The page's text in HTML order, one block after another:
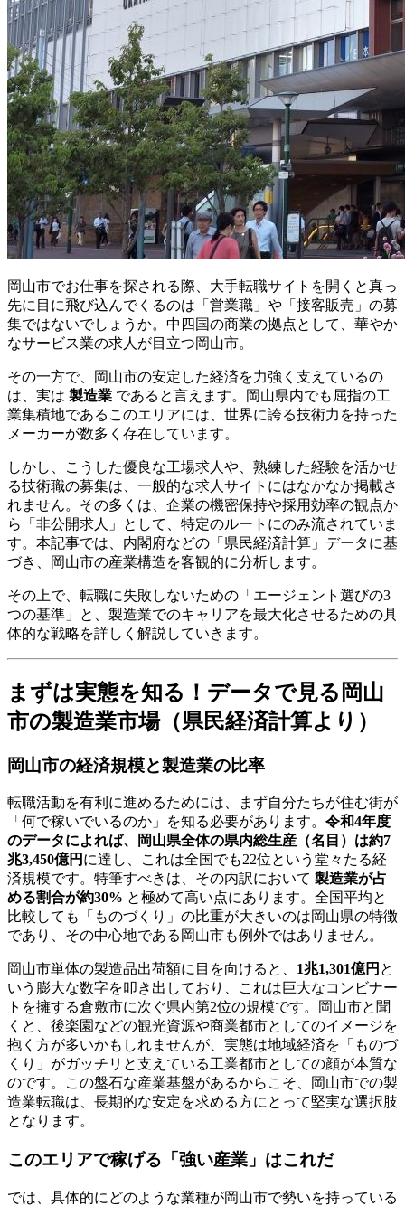
岡山市でお仕事を探される際、大手転職サイトを開くと真っ
先に目に飛び込んでくるのは「営業職」や「接客販売」の募
集ではないでしょうか。中四国の商業の拠点として、華やか
なサービス業の求人が目立つ岡山市。
その一方で、岡山市の安定した経済を力強く支えているの
は、実は 製造業 であると言えます。岡山県内でも屈指の工
業集積地であるこのエリアには、世界に誇る技術力を持った
メーカーが数多く存在しています。
しかし、こうした優良な工場求人や、熟練した経験を活かせ
る技術職の募集は、一般的な求人サイトにはなかなか掲載さ
れません。その多くは、企業の機密保持や採用効率の観点か
ら「非公開求人」として、特定のルートにのみ流されていま
す。本記事では、内閣府などの「県民経済計算」データに基
づき、岡山市の産業構造を客観的に分析します。
その上で、転職に失敗しないための「エージェント選びの3
つの基準」と、製造業でのキャリアを最大化させるための具
体的な戦略を詳しく解説していきます。
まずは実態を知る！データで見る岡山
市の製造業市場（県民経済計算より）
岡山市の経済規模と製造業の比率
転職活動を有利に進めるためには、まず自分たちが住む街が
「何で稼いでいるのか」を知る必要があります。 令和4年度
のデータによれば、岡山県全体の県内総生産（名目）は約7
兆3,450億円 に達し、これは全国でも22位という堂々たる経
済規模です。特筆すべきは、その内訳において 製造業が占
める割合が約30% と極めて高い点にあります。全国平均と
比較しても「ものづくり」の比重が大きいのは岡山県の特徴
であり、その中心地である岡山市も例外ではありません。
岡山市単体の製造品出荷額に目を向けると、 1兆1,301億円 と
いう膨大な数字を叩き出しており、これは巨大なコンビナー
トを擁する倉敷市に次ぐ県内第2位の規模です。岡山市と聞
くと、後楽園などの観光資源や商業都市としてのイメージを
抱く方が多いかもしれませんが、実態は地域経済を「ものづ
くり」がガッチリと支えている工業都市としての顔が本質な
のです。この盤石な産業基盤があるからこそ、岡山市での製
造業転職は、長期的な安定を求める方にとって堅実な選択肢
となります。
このエリアで稼げる「強い産業」はこれだ
では、具体的にどのような業種が岡山市で勢いを持っている